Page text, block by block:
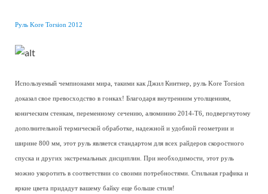
Руль Kore Torsion 2012
Используемый чемпионами мира, такими как Джил Кинтнер, руль Kore Torsion
доказал свое превосходство в гонках! Благодаря внутренним утолщениям,
коническим стенкам, переменному сечению, алюминию 2014-T6, подвергнутому
дополнительной термической обработке, надежной и удобной геометрии и
ширине 800 мм, этот руль является стандартом для всех райдеров скоростного
спуска и других экстремальных дисциплин. При необходимости, этот руль
можно укоротить в соответствии со своими потребностями. Стильная графика и
яркие цвета придадут вашему байку еще больше стиля!